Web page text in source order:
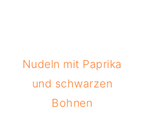
Nudeln mit Paprika
und schwarzen
Bohnen